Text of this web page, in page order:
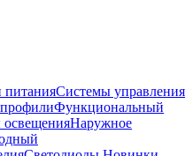
питанияСистемы управления
Функциональный
Наружное